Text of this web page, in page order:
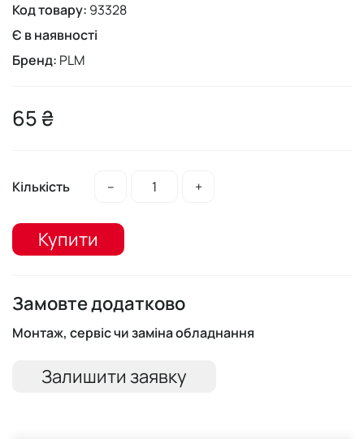
Код товару: 93328
Є в наявності
Бренд: PLM
65 ₴
Кількість – +
Купити
Замовте додатково
Монтаж, сервіс чи заміна обладнання
Залишити заявку